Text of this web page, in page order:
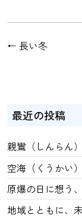
← 長い冬
最近の投稿
親鸞（しんらん）
空海（くうかい）
原爆の日に想う
地域とともに、未